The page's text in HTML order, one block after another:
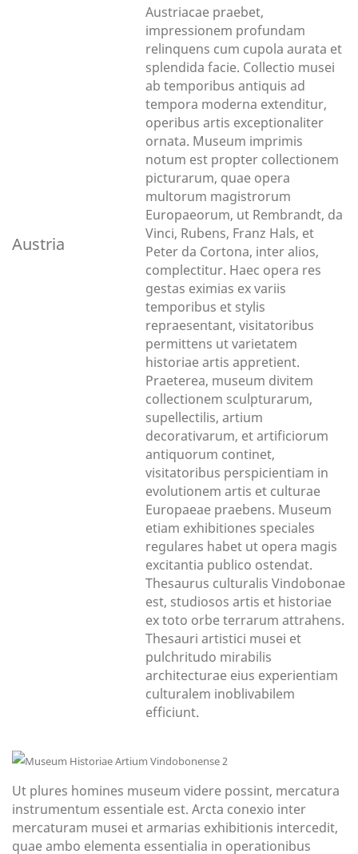
Austria
Austriacae praebet,
impressionem profundam
relinquens cum cupola aurata et
splendida facie. Collectio musei
ab temporibus antiquis ad
tempora moderna extenditur,
operibus artis exceptionaliter
ornata. Museum imprimis
notum est propter collectionem
picturarum, quae opera
multorum magistrorum
Europaeorum, ut Rembrandt, da
Vinci, Rubens, Franz Hals, et
Peter da Cortona, inter alios,
complectitur. Haec opera res
gestas eximias ex variis
temporibus et stylis
repraesentant, visitatoribus
permittens ut varietatem
historiae artis appretient.
Praeterea, museum divitem
collectionem sculpturarum,
supellectilis, artium
decorativarum, et artificiorum
antiquorum continet,
visitatoribus perspicientiam in
evolutionem artis et culturae
Europaeae praebens. Museum
etiam exhibitiones speciales
regulares habet ut opera magis
excitantia publico ostendat.
Thesaurus culturalis Vindobonae
est, studiosos artis et historiae
ex toto orbe terrarum attrahens.
Thesauri artistici musei et
pulchritudo mirabilis
architecturae eius experientiam
culturalem inoblivabilem
efficiunt.
Ut plures homines museum videre possint, mercatura
instrumentum essentiale est. Arcta conexio inter
mercaturam musei et armarias exhibitionis intercedit,
quae ambo elementa essentialia in operationibus